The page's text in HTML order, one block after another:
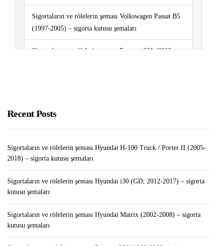
Sigortaların ve rölelerin şeması Volkswagen Passat B5
(1997-2005) – sigorta kutusu şemaları
Sigortaların ve rölelerin şeması Peugeot 301 (2012-
Recent Posts
Sigortaların ve rölelerin şeması Hyundai H-100 Truck / Porter II (2005-
2018) – sigorta kutusu şemaları
Sigortaların ve rölelerin şeması Hyundai i30 (GD; 2012-2017) – sigorta
kutusu şemaları
Sigortaların ve rölelerin şeması Hyundai Matrix (2002-2008) – sigorta
kutusu şemaları